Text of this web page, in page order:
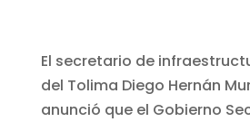
El secretario de
del Tolima Diego Hernán
anunció que el Gobierno